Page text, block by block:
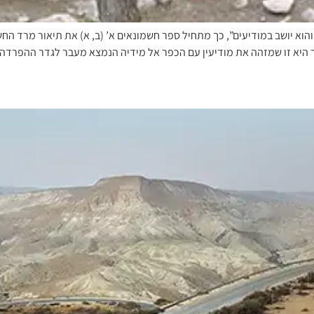
יושב במודיעים”, כך מתחיל ספר חשמונאים א’ (ב, א) את תיאור מרד
היא זו שמזהה את מודיעין עם הכפר אל מידיה הנמצא מעבר לגדר